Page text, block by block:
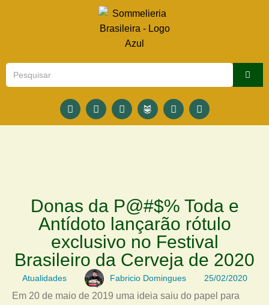
Donas da P@#$% Toda e
Antídoto lançarão rótulo
exclusivo no Festival
Brasileiro da Cerveja de 2020
Atualidades Fabricio Domingues 25/02/2020
Em 20 de maio de 2019 uma ideia saiu do papel para